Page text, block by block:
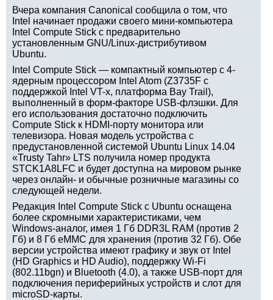
Вчера компания Canonical сообщила о том, что
Intel начинает продажи своего мини-компьютера
Intel Compute Stick с предварительно
установленным GNU/Linux-дистрибутивом
Ubuntu.
Intel Compute Stick — компактный компьютер с 4-
ядерным процессором Intel Atom (Z3735F с
поддержкой Intel VT-x, платформа Bay Trail),
выполненный в форм-факторе USB-флэшки. Для
его использования достаточно подключить
Compute Stick к HDMI-порту монитора или
телевизора. Новая модель устройства с
предустановленной системой Ubuntu Linux 14.04
«Trusty Tahr» LTS получила номер продукта
STCK1A8LFC и будет доступна на мировом рынке
через онлайн- и обычные розничные магазины со
следующей недели.
Редакция Intel Compute Stick с Ubuntu оснащена
более скромными характеристиками, чем
Windows-аналог, имея 1 Гб DDR3L RAM (против 2
Гб) и 8 Гб eMMC для хранения (против 32 Гб). Обе
версии устройства имеют графику и звук от Intel
(HD Graphics и HD Audio), поддержку Wi-Fi
(802.11bgn) и Bluetooth (4.0), а также USB-порт для
подключения периферийных устройств и слот для
microSD-карты.